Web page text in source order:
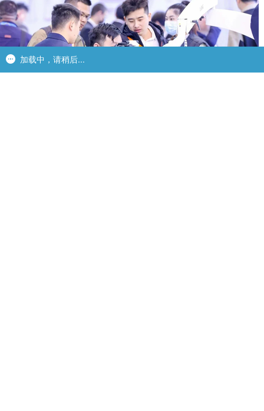
加载中，请稍后...
加载中，请稍后...